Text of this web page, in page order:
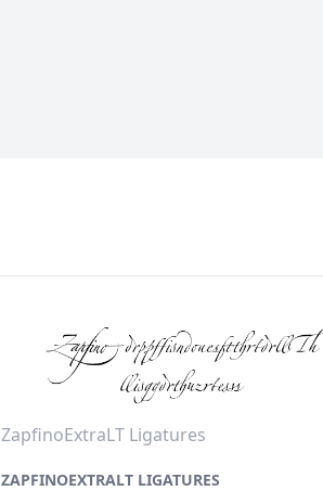
ZapfinoExtraLT Ligatures
ZAPFINOEXTRALT LIGATURES